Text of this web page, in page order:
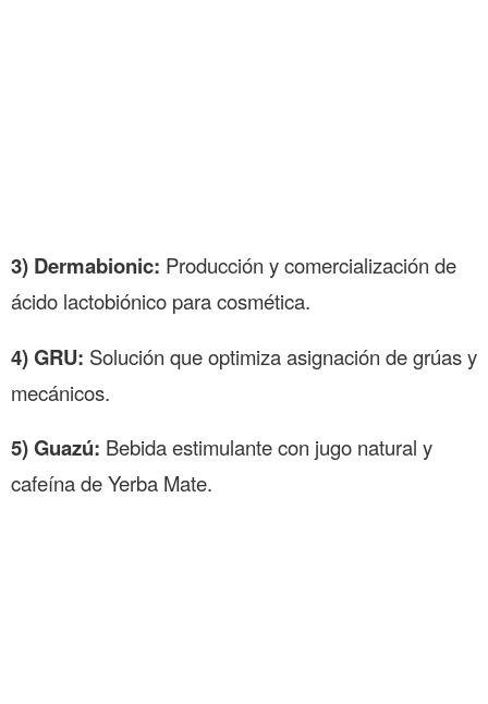
3) Dermabionic: Producción y comercialización de
ácido lactobiónico para cosmética.
4) GRU: Solución que optimiza asignación de grúas y
mecánicos.
5) Guazú: Bebida estimulante con jugo natural y
cafeína de Yerba Mate.